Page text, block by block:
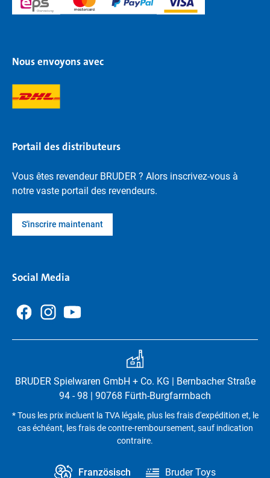
Nous envoyons avec
Portail des distributeurs
Vous êtes revendeur BRUDER ? Alors inscrivez-vous à
notre vaste portail des revendeurs.
S'inscrire maintenant
Social Media
BRUDER Spielwaren GmbH + Co. KG | Bernbacher Straße
94 - 98 | 90768 Fürth-Burgfarrnbach
* Tous les prix incluent la TVA légale, plus les frais d'expédition et, le
cas échéant, les frais de contre-remboursement, sauf indication
contraire.
Französisch Bruder Toys